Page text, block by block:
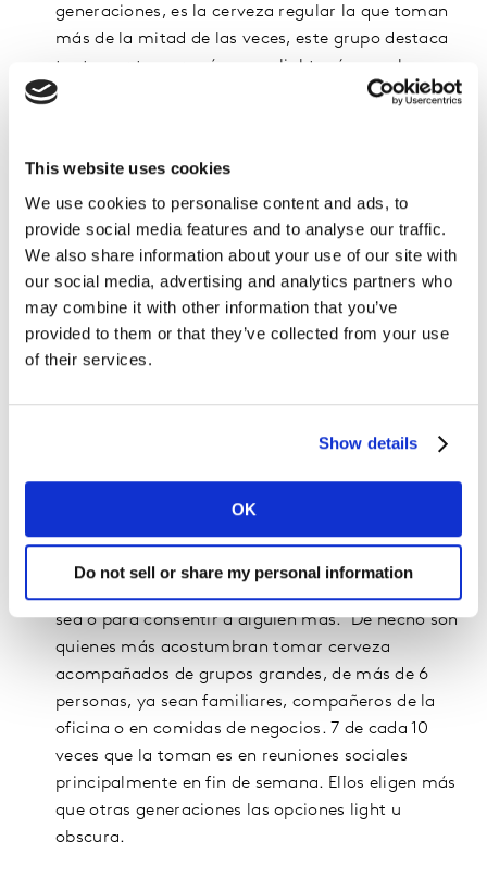
This website uses cookies
We use cookies to personalise content and ads, to
provide social media features and to analyse our traffic.
We also share information about your use of our site with
our social media, advertising and analytics partners who
may combine it with other information that you’ve
provided to them or that they’ve collected from your use
of their services.
Show details
OK
Do not sell or share my personal information
generaciones, es la cerveza regular la que toman
más de la mitad de las veces, este grupo destaca
tanto por tomar más veces light así como las
versiones compuestas (con limón, clamato o tipo
deportivos. Fines de semana y jueves son los días
que eligen para tomar esta refrescante bebida.
Millennials: Es por la noche cuando suelen tomar
cerveza. La principal razón, es para
relajarse aunque también la consideran para
relacionarse con otras personas o para
divertirse. Con quien comparten este momento es
principalmente con sus parejas seguido de con
Generación X o mayores de 40 años: A diferencia
de los más jóvenes, toman más veces cerveza por
la tarde o durante la comida, incluso la consideran
un complemento de la misma. Suelen tomarla
sed o para consentir a alguien más. De hecho son
quienes más acostumbran tomar cerveza
acompañados de grupos grandes, de más de 6
personas, ya sean familiares, compañeros de la
oficina o en comidas de negocios. 7 de cada 10
veces que la toman es en reuniones sociales
principalmente en fin de semana. Ellos eligen más
que otras generaciones las opciones light u
obscura.